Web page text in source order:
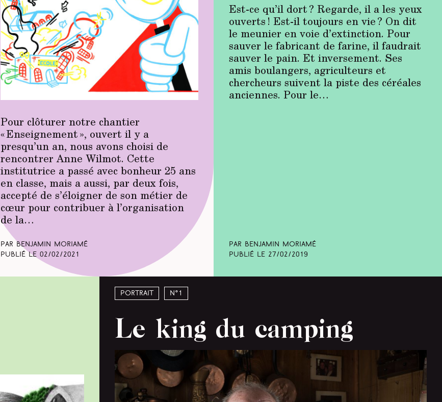
Pour clôturer notre chantier
« Enseignement », ouvert il y a
presqu’un an, nous avons choisi de
rencontrer Anne Wilmot. Cette
institutrice a passé avec bonheur 25 ans
en classe, mais a aussi, par deux fois,
accepté de s’éloigner de son métier de
cœur pour contribuer à l’organisation
de la…
Par Benjamin Moriamé
Publié le 02/02/2021
Est-ce qu’il dort ? Regarde, il a les yeux
ouverts ! Est-il toujours en vie ? On dit
le meunier en voie d’extinction. Pour
sauver le fabricant de farine, il faudrait
sauver le pain. Et inversement. Ses
amis boulangers, agriculteurs et
chercheurs suivent la piste des céréales
anciennes. Pour le…
Par Benjamin Moriamé
Publié le 27/02/2019
Portrait N°1
Le king du camping